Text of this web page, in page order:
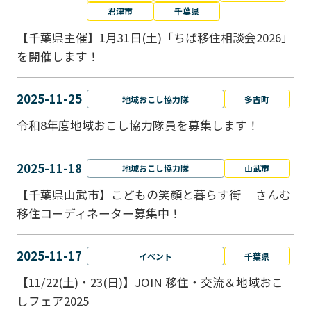
君津市
千葉県
【千葉県主催】1月31日(土)「ちば移住相談会2026」
を開催します！
2025-11-25 地域おこし協力隊 多古町
令和8年度地域おこし協力隊員を募集します！
2025-11-18 地域おこし協力隊 山武市
【千葉県山武市】こどもの笑顔と暮らす街 さんむ
移住コーディネーター募集中！
2025-11-17 イベント 千葉県
【11/22(土)・23(日)】JOIN 移住・交流＆地域おこ
しフェア2025